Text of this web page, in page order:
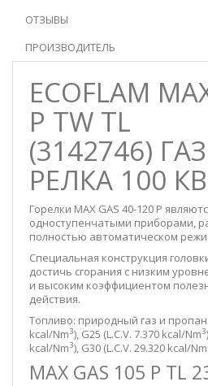
ОТЗЫВЫ
ПРОИЗВОДИТЕЛЬ
ECOFLAM
P TW TL
(3142746)
РЕЛКА 100
Горелки MAX GAS 40-120 P
одноступенчатыми приборами,
полностью автоматическом
Специальная конструкция
достичь сгорания с низким
и высоким коэффициентом
действия.
Топливо: природный газ и пропан.
kcal/Nm3), G25 (L.C.V. 7.370 kcal/Nm3
kcal/Nm3), G30 (L.C.V. 29.320 kcal/Nm
MAX GAS 105 P TL